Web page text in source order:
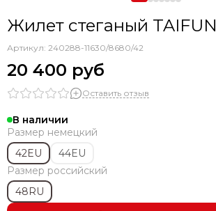
Жилет стеганый TAIFUN
Артикул: 240288-11630/8680/42
20 400 руб
Оставить отзыв
В наличии
Размер немецкий
42EU
44EU
Размер российский
48RU